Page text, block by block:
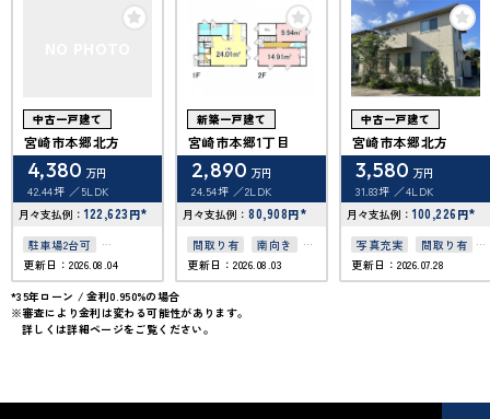
中古一戸建て
宮崎市本郷北方
4,380 万円
42.44坪
5LDK
月々支払例： 122,623 円*
駐車場2台可
50坪以上
4LDK以上
オール電化
オール電化住宅
更新日：2026.08.04
新築一戸建て
宮崎市本郷1丁目
2,890 万円
24.54坪
2LDK
月々支払例： 80,908円*
間取り有
南向き
上下水道完備
更新日：2026.08.03
中古一戸建て
宮崎市本郷北方
3,580 万円
31.83坪
4LDK
月々支払例： 100,226 円*
写真充実
間取り有
駐車場2台可
更新日：2026.07.28
*35年ローン / 金利0.950%の場合
※審査により金利は変わる可能性があります。
詳しくは詳細ページをご覧ください。